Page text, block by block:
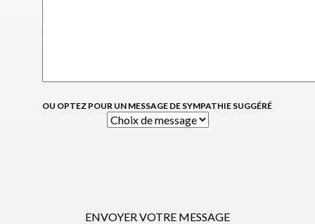
OU OPTEZ POUR UN MESSAGE DE SYMPATHIE SUGGÉRÉ
ENVOYER VOTRE MESSAGE